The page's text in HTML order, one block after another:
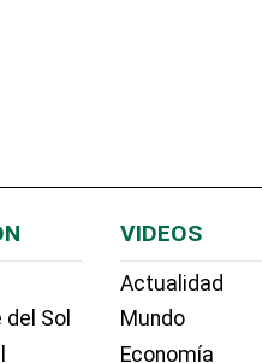
del Sol
VIDEOS
Actualidad
Mundo
Economía